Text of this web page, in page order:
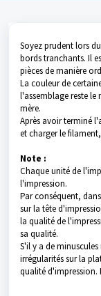
Soyez prudent lors
bords tranchants. Il
pièces de manière
La couleur de
l'assemblage reste
mère.
Après avoir terminé
et charger le
Note :
Chaque unité de
l'impression.
Par conséquent,
sur la tête
la qualité de
sa qualité.
S'il y a de
irrégularités sur la
qualité d'impression.